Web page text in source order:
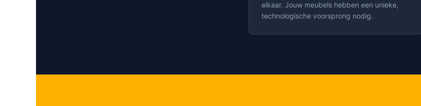
elkaar. Jouw meubels hebben een unieke,
technologische voorsprong nodig.